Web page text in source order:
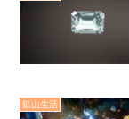
鉱山生活